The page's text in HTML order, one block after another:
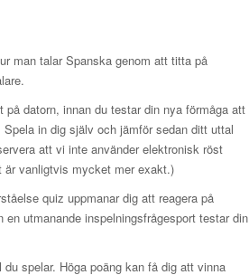
man talar Spanska genom att titta på
på datorn, innan du testar din nya förmåga att
in dig själv och jämför sedan ditt uttal
att vi inte använder elektronisk röst
är vanligtvis mycket mer exakt.)
quiz uppmanar dig att reagera på
en utmanande inspelningsfrågesport testar din
spelar. Höga poäng kan få dig att vinna